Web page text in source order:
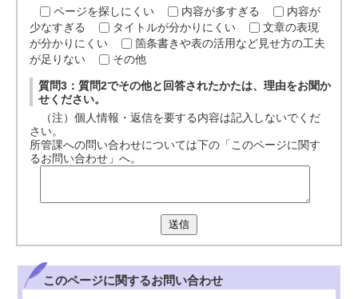
ページを探しにくい
内容が多すぎる
内容が
少なすぎる
タイトルが分かりにくい
文章の表現
が分かりにくい
箇条書きや表の活用など見せ方の工夫
が足りない
その他
質問3：質問2でその他と回答されたかたは、理由をお聞か
せください。
（注）個人情報・返信を要する内容は記入しないでくだ
さい。
所管課への問い合わせについては下の「このページに関す
るお問い合わせ」へ。
送信
このページに関するお問い合わせ